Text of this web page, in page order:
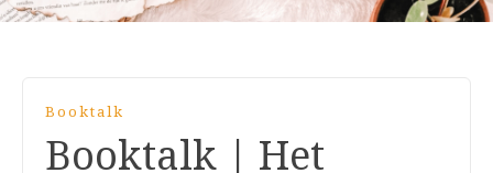
Booktalk
Booktalk | Het